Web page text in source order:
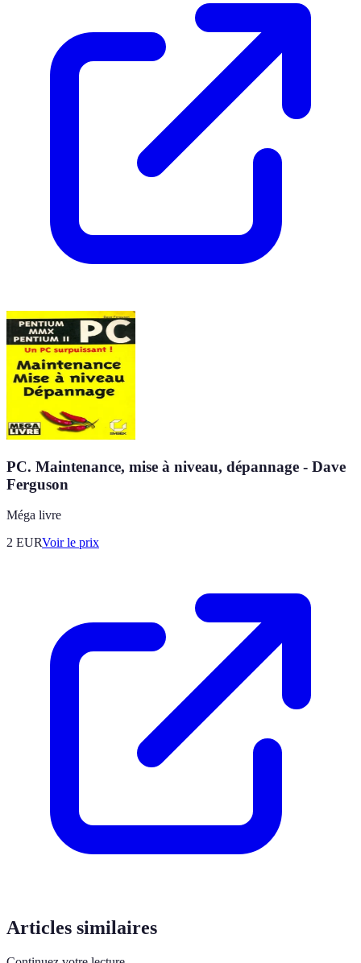
PC. Maintenance, mise à niveau, dépannage - Dave
Ferguson
Méga livre
2 EURVoir le prix
Articles similaires